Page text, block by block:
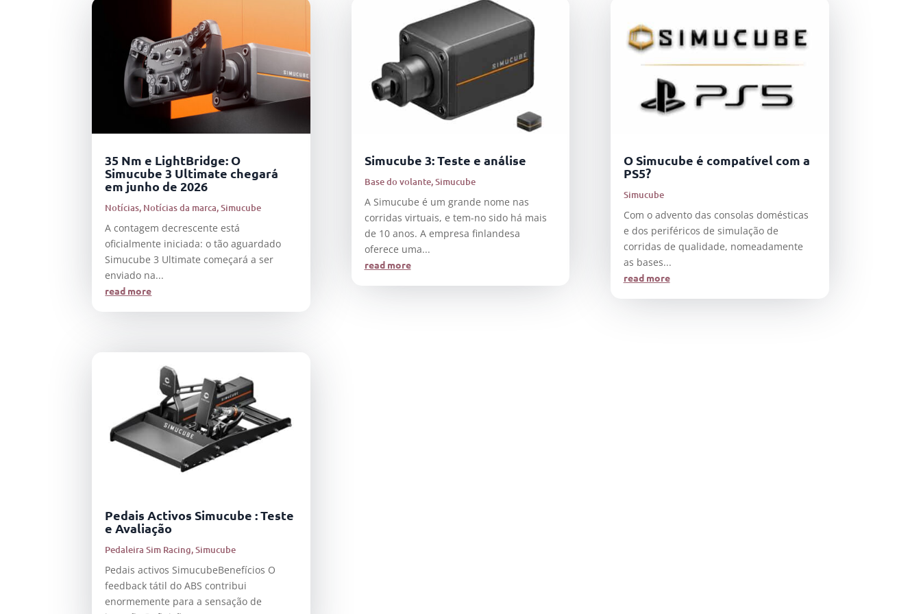
35 Nm e LightBridge: O
Simucube 3 Ultimate chegará
em junho de 2026
Notícias, Notícias da marca,Simucube
A contagem decrescente está
oficialmente iniciada: o tão aguardado
Simucube 3 Ultimate começará a ser
enviado na...
read more
Pedais Activos Simucube : Teste
e Avaliação
Pedaleira Sim Racing,Simucube
Pedais activos SimucubeBenefícios O
feedback tátil do ABS contribui
enormemente para a sensação de
Simucube 3: Teste e análise
Base do volante,Simucube
A Simucube é um grande nome nas
corridas virtuais, e tem-no sido há mais
de 10 anos. A empresa finlandesa
oferece uma...
read more
O Simucube é compatível com a
PS5?
Simucube
Com o advento das consolas domésticas
e dos periféricos de simulação de
corridas de qualidade, nomeadamente
as bases...
read more